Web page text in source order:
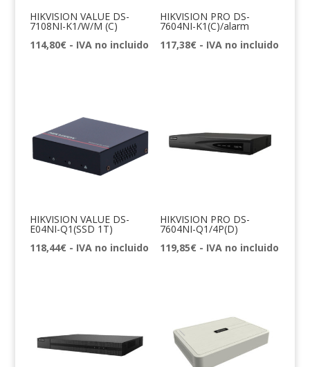
HIKVISION VALUE DS-
7108NI-K1/W/M (C)
114,80€ - IVA no incluido
HIKVISION PRO DS-
7604NI-K1(C)/alarm
117,38€ - IVA no incluido
HIKVISION VALUE DS-
E04NI-Q1(SSD 1T)
118,44€ - IVA no incluido
HIKVISION PRO DS-
7604NI-Q1/4P(D)
119,85€ - IVA no incluido